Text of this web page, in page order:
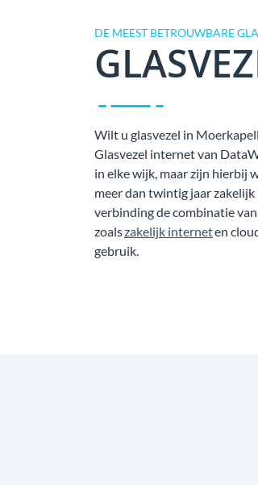
DE MEEST BETROUWBARE
Wilt u glasvezel in
Glasvezel internet van
in elke wijk, maar zijn hierbij
meer dan twintig jaar
verbinding de combinatie
zoalszakelijk interneten
gebruik.